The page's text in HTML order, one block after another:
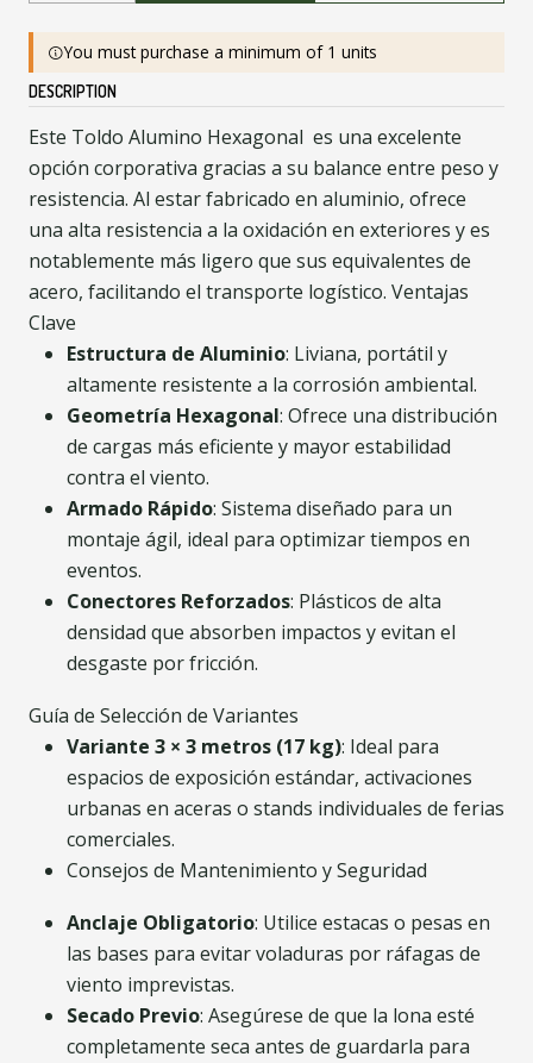
You must purchase a minimum of 1 units
DESCRIPTION
Este Toldo Alumino Hexagonal es una excelente
opción corporativa gracias a su balance entre peso y
resistencia. Al estar fabricado en aluminio, ofrece
una alta resistencia a la oxidación en exteriores y es
notablemente más ligero que sus equivalentes de
acero, facilitando el transporte logístico. Ventajas
Clave
Estructura de Aluminio: Liviana, portátil y
altamente resistente a la corrosión ambiental.
Geometría Hexagonal: Ofrece una distribución
de cargas más eficiente y mayor estabilidad
contra el viento.
Armado Rápido: Sistema diseñado para un
montaje ágil, ideal para optimizar tiempos en
eventos.
Conectores Reforzados: Plásticos de alta
densidad que absorben impactos y evitan el
desgaste por fricción.
Guía de Selección de Variantes
Variante 3 × 3 metros (17 kg): Ideal para
espacios de exposición estándar, activaciones
urbanas en aceras o stands individuales de ferias
comerciales.
Consejos de Mantenimiento y Seguridad
Anclaje Obligatorio: Utilice estacas o pesas en
las bases para evitar voladuras por ráfagas de
viento imprevistas.
Secado Previo: Asegúrese de que la lona esté
completamente seca antes de guardarla para